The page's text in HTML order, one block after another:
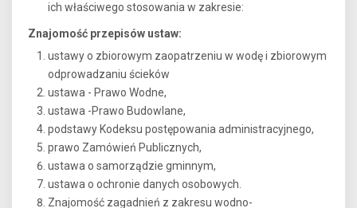
ich właściwego stosowania w zakresie:
Znajomość przepisów ustaw:
ustawy o zbiorowym zaopatrzeniu w wodę i zbiorowym
odprowadzaniu ścieków
ustawa - Prawo Wodne,
ustawa -Prawo Budowlane,
podstawy Kodeksu postępowania administracyjnego,
prawo Zamówień Publicznych,
ustawa o samorządzie gminnym,
ustawa o ochronie danych osobowych.
Znajomość zagadnień z zakresu wodno-